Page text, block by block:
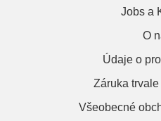
Jobs a
O
Údaje o
Záruka
Všeobecné